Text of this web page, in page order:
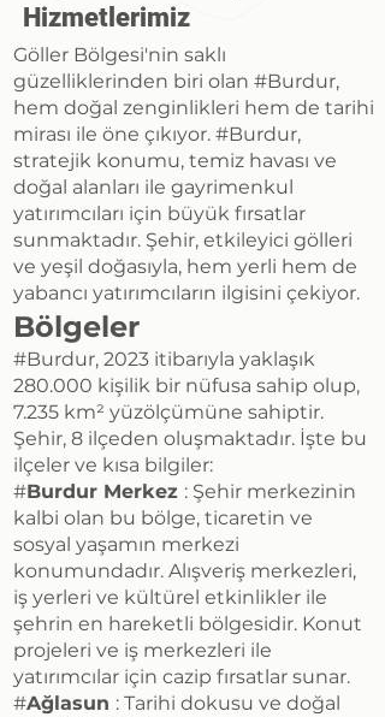
Hizmetlerimiz
Göller Bölgesi'nin saklı
güzelliklerinden biri olan #Burdur,
hem doğal zenginlikleri hem de tarihi
mirası ile öne çıkıyor. #Burdur,
stratejik konumu, temiz havası ve
doğal alanları ile gayrimenkul
yatırımcıları için büyük fırsatlar
sunmaktadır. Şehir, etkileyici gölleri
ve yeşil doğasıyla, hem yerli hem de
yabancı yatırımcıların ilgisini çekiyor.
Bölgeler
#Burdur, 2023 itibarıyla yaklaşık
280.000 kişilik bir nüfusa sahip olup,
7.235 km² yüzölçümüne sahiptir.
Şehir, 8 ilçeden oluşmaktadır. İşte bu
ilçeler ve kısa bilgiler:
#Burdur Merkez : Şehir merkezinin
kalbi olan bu bölge, ticaretin ve
sosyal yaşamın merkezi
konumundadır. Alışveriş merkezleri,
iş yerleri ve kültürel etkinlikler ile
şehrin en hareketli bölgesidir. Konut
projeleri ve iş merkezleri ile
yatırımcılar için cazip fırsatlar sunar.
#Ağlasun : Tarihi dokusu ve doğal